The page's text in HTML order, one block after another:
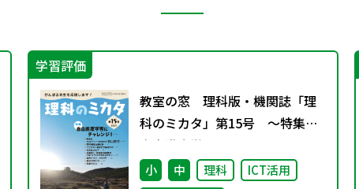
学習評価
教室の窓 理科版・機関誌「理
科のミカタ」第15号 ～特集
自由進度学習にチャレンジ！～
小 中 理科
ICT活用